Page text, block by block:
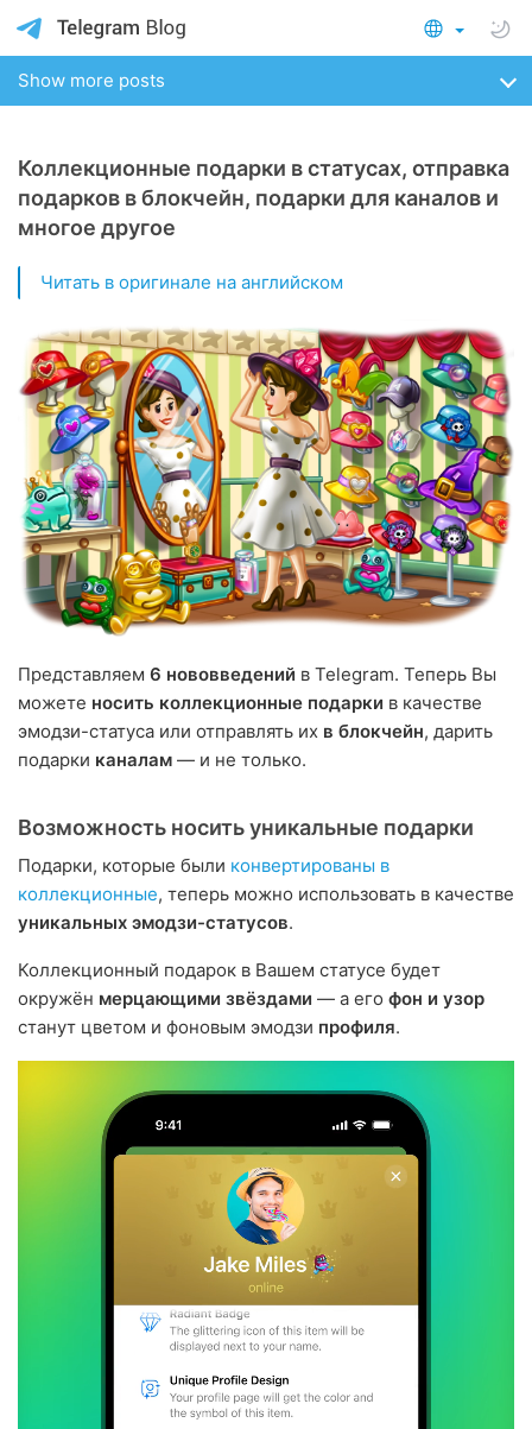
Show more posts
Коллекционные подарки в статусах, отправка
подарков в блокчейн, подарки для каналов и
многое другое
Читать в оригинале на английском
Представляем 6 нововведений в Telegram. Теперь Вы
можете носить коллекционные подарки в качестве
эмодзи-статуса или отправлять их в блокчейн, дарить
подарки каналам — и не только.
Возможность носить уникальные подарки
Подарки, которые были конвертированы в
коллекционные, теперь можно использовать в качестве
уникальных эмодзи-статусов.
Коллекционный подарок в Вашем статусе будет
окружён мерцающими звёздами — а его фон и узор
станут цветом и фоновым эмодзи профиля.